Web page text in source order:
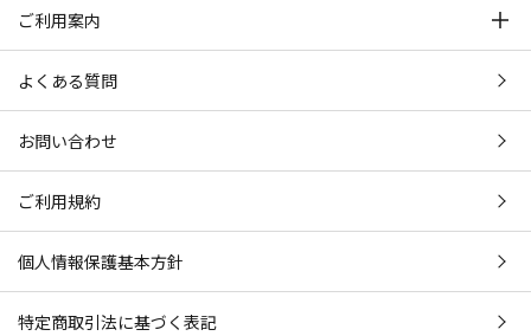
ご利用案内
よくある質問
お問い合わせ
ご利用規約
個人情報保護基本方針
特定商取引法に基づく表記